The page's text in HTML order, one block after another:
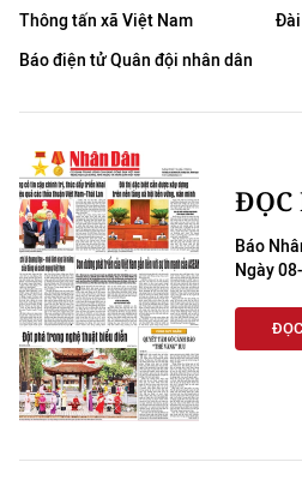
Thông tấn xã Việt Nam
Báo điện tử Quân đội nhân dân
ĐỌC
Báo
Ngày